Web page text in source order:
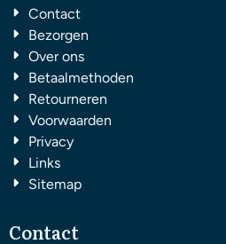
Contact
Bezorgen
Over ons
Betaalmethoden
Retourneren
Voorwaarden
Privacy
Links
Sitemap
Contact